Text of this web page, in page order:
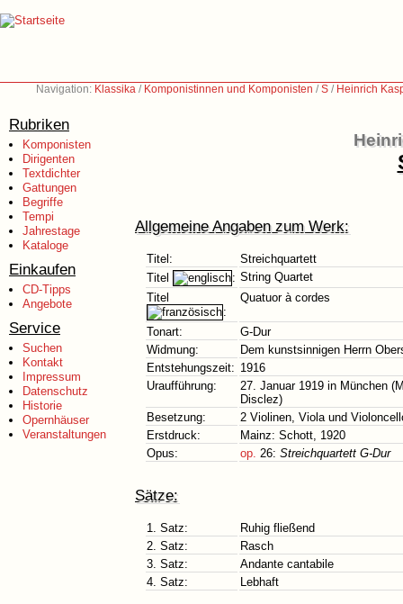
Navigation: Klassika / Komponistinnen und Komponisten /S / Heinrich
Rubriken
Komponisten
Dirigenten
Textdichter
Gattungen
Begriffe
Tempi
Jahrestage
Kataloge
Einkaufen
CD-Tipps
Angebote
Service
Suchen
Kontakt
Impressum
Datenschutz
Historie
Opernhäuser
Veranstaltungen
Allgemeine Angaben zum Werk:
Titel:
Streichquartett
Titel
: String Quartet
Titel
:
Quatuor à cordes
Tonart:
G-Dur
Widmung:
Dem kunstsinnigen Herrn
Entstehungszeit: 1916
Uraufführung:
27. Januar 1919 in München
Disclez)
Besetzung:
2 Violinen, Viola und
Erstdruck:
Mainz: Schott, 1920
Opus:
op. 26: Streichquartett G-Dur
Sätze:
1. Satz:
Ruhig fließend
2. Satz:
Rasch
3. Satz:
Andante cantabile
4. Satz:
Lebhaft